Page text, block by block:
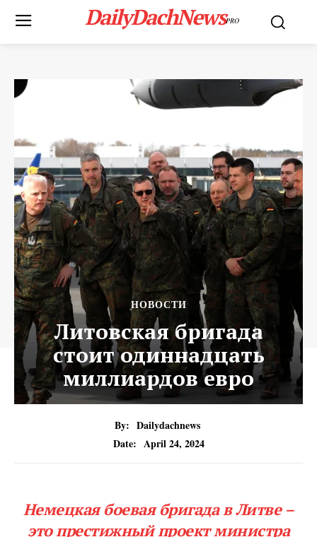
DailyDachNewsPRO
НОВОСТИ
Литовская бригада
стоит одиннадцать
миллиардов евро
By: Dailydachnews
Date: April 24, 2024
Немецкая боевая бригада в Литве –
это престижный проект министра